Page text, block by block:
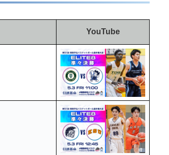
YouTube